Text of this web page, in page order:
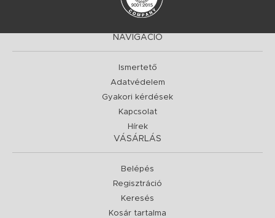
NAVIGÁCIÓ
Ismertető
Adatvédelem
Gyakori kérdések
Kapcsolat
Hírek
VÁSÁRLÁS
Belépés
Regisztráció
Keresés
Kosár tartalma